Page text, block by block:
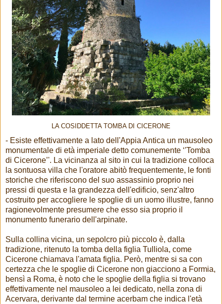
LA COSIDDETTA TOMBA DI CICERONE
- Esiste effettivamente a lato dell'Appia Antica un mausoleo
monumentale di età imperiale detto comunemente ‘'Tomba
di Cicerone’'. La vicinanza al sito in cui la tradizione colloca
la sontuosa villa che l'oratore abitò frequentemente, le fonti
storiche che riferiscono del suo assassinio proprio nei
pressi di questa e la grandezza dell'edificio, senz'altro
costruito per accogliere le spoglie di un uomo illustre, fanno
ragionevolmente presumere che esso sia proprio il
monumento funerario dell'arpinate.
Sulla collina vicina, un sepolcro più piccolo è, dalla
tradizione, ritenuto la tomba della figlia Tulliola, come
Cicerone chiamava l'amata figlia. Però, mentre si sa con
certezza che le spoglie di Cicerone non giacciono a Formia,
bensì a Roma, è noto che le spoglie della figlia si trovano
effettivamente nel mausoleo a lei dedicato, nella zona di
Acervara, derivante dal termine acerbam che indica l'età